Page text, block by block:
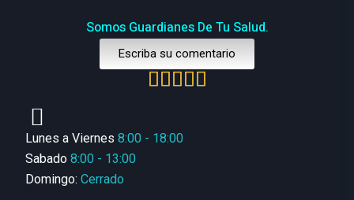
Somos Guardianes De Tu Salud.
Escriba su comentario
Lunes a Viernes 8:00 - 18:00
Sabado 8:00 - 13:00
Domingo: Cerrado